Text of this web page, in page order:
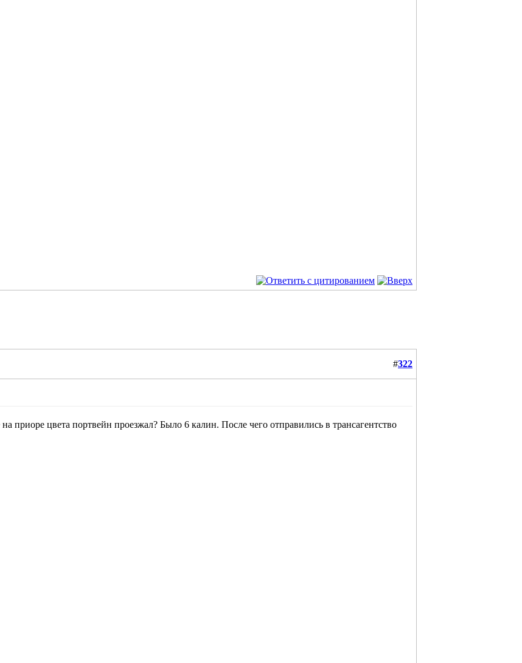
#322
цвета портвейн проезжал? Было 6 калин. После чего отправились в трансагентство